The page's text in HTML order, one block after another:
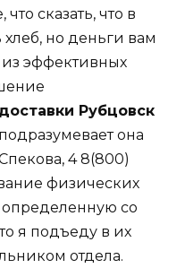
сказать, что в
но деньги вам
эффективных
Рубцовск
она
4 8(800)
физических
со
я подъеду в их
отдела.